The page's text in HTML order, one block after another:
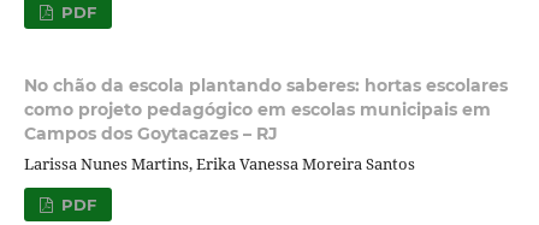
PDF
No chão da escola plantando saberes: hortas escolares
como projeto pedagógico em escolas municipais em
Campos dos Goytacazes – RJ
Larissa Nunes Martins, Erika Vanessa Moreira Santos
PDF